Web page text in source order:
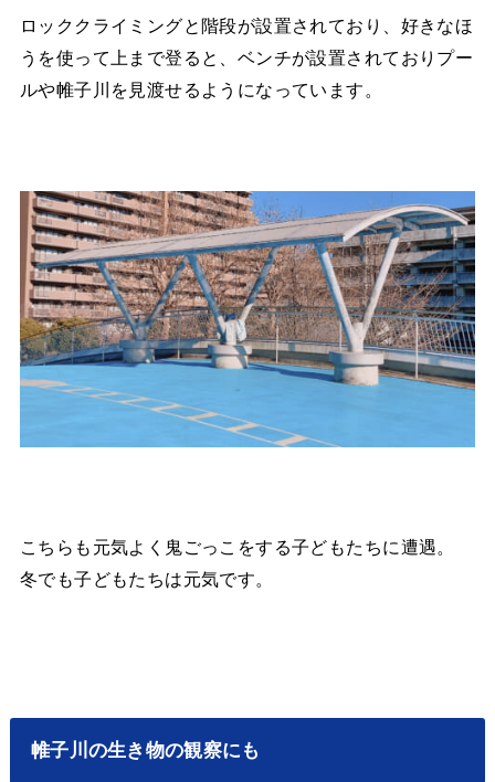
ロッククライミングと階段が設置されており、好きなほ
うを使って上まで登ると、ベンチが設置されておりプー
ルや帷子川を見渡せるようになっています。
こちらも元気よく鬼ごっこをする子どもたちに遭遇。
冬でも子どもたちは元気です。
帷子川の生き物の観察にも